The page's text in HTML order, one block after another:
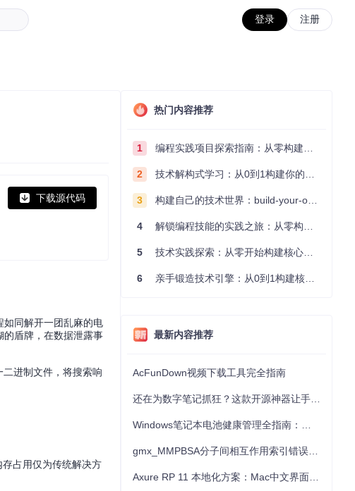
登录 注册
下载源代码
如同解开一团乱麻的电
的盾牌，在数据泄露事
进制文件，将搜索响
占用仅为传统解决方
热门内容推荐
1 编程实践项目探索指南：从零构建技术能力体系
2 技术解构式学习：从0到1构建你的编程知识体系
3 构建自己的技术世界：build-your-own-x项目的实践探索指南
4 解锁编程技能的实践之旅：从零构建你的技术世界
5 技术实践探索：从零开始构建核心系统的实践指南
6 亲手锻造技术引擎：从0到1构建核心系统的实践指南
最新内容推荐
AcFunDown视频下载工具完全指南